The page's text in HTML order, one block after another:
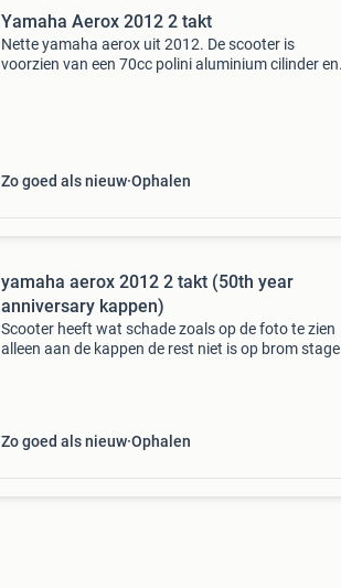
Yamaha Aerox 2012 2 takt
Nette yamaha aerox uit 2012. De scooter is
voorzien van een 70cc polini aluminium cilinder en
Zo goed als nieuw Ophalen
yamaha aerox 2012 2 takt (50th year
anniversary kappen)
Scooter heeft wat schade zoals op de foto te zien
alleen aan de kappen de rest niet is op brom stage
Zo goed als nieuw Ophalen